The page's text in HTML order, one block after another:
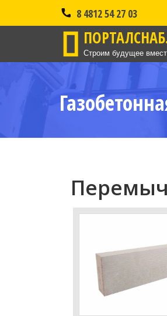
8 4812 54 27 03
Строим будущее